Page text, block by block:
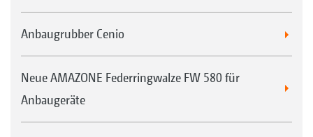
Anbaugrubber Cenio
Neue AMAZONE Federringwalze FW 580 für
Anbaugeräte